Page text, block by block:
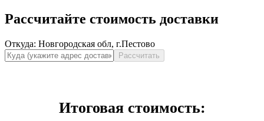
Рассчитайте стоимость доставки
Откуда: Новгородская обл, г.Пестово
Рассчитать
Итоговая стоимость: